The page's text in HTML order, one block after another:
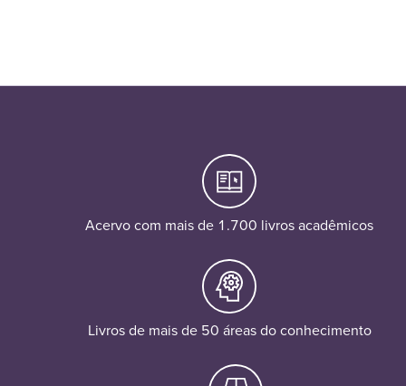
Acervo com mais de 1.700 livros acadêmicos
Livros de mais de 50 áreas do conhecimento